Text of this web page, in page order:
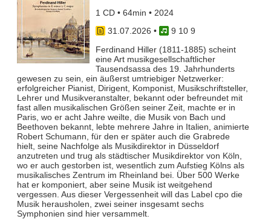
1 CD • 64min • 2024
31.07.2026 •
9 10 9
Ferdinand Hiller (1811-1885) scheint
eine Art musikgesellschaftlicher
Tausendsassa des 19. Jahrhunderts
gewesen zu sein, ein äußerst umtriebiger Netzwerker:
erfolgreicher Pianist, Dirigent, Komponist, Musikschriftsteller,
Lehrer und Musikveranstalter, bekannt oder befreundet mit
fast allen musikalischen Größen seiner Zeit, machte er in
Paris, wo er acht Jahre weilte, die Musik von Bach und
Beethoven bekannt, lebte mehrere Jahre in Italien, animierte
Robert Schumann, für den er später auch die Grabrede
hielt, seine Nachfolge als Musikdirektor in Düsseldorf
anzutreten und trug als städtischer Musikdirektor von Köln,
wo er auch gestorben ist, wesentlich zum Aufstieg Kölns als
musikalisches Zentrum im Rheinland bei. Über 500 Werke
hat er komponiert, aber seine Musik ist weitgehend
vergessen. Aus dieser Vergessenheit will das Label cpo die
Musik herausholen, zwei seiner insgesamt sechs
Symphonien sind hier versammelt.